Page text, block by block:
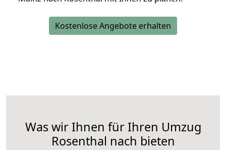
Kostenlose Angebote erhalten
Was wir Ihnen für Ihren Umzug
Rosenthal nach bieten